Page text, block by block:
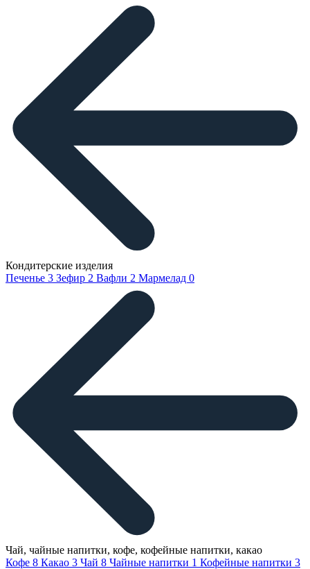
Кондитерские изделия
Печенье 3 Зефир 2 Вафли 2 Мармелад 0
Чай, чайные напитки, кофе, кофейные напитки, какао
Кофе 8 Какао 3 Чай 8 Чайные напитки 1 Кофейные напитки 3